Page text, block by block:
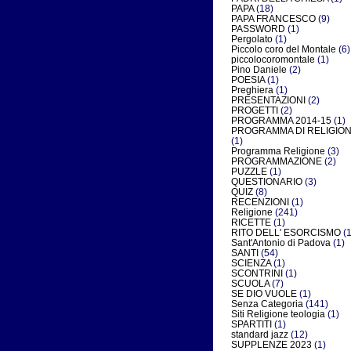
PAPA(18)
PAPA FRANCESCO (9)
PASSWORD (1)
Pergolato (1)
Piccolo coro del Montale (6)
piccolocoromontale (1)
Pino Daniele (2)
POESIA(1)
Preghiera (1)
PRESENTAZIONI (2)
PROGETTI (2)
PROGRAMMA 2014-15 (1)
PROGRAMMA DI
(1)
Programma Religione (3)
PROGRAMMAZIONE (2)
PUZZLE (1)
QUESTIONARIO (3)
QUIZ (8)
RECENZIONI (1)
Religione (241)
RICETTE (1)
RITO DELL' ESORCISMO
Sant'Antonio di Padova (1)
SANTI (54)
SCIENZA(1)
SCONTRINI (1)
SCUOLA(7)
SE DIO VUOLE (1)
Senza Categoria (141)
Siti Religione teologia (1)
SPARTITI (1)
standard jazz (12)
SUPPLENZE 2023 (1)